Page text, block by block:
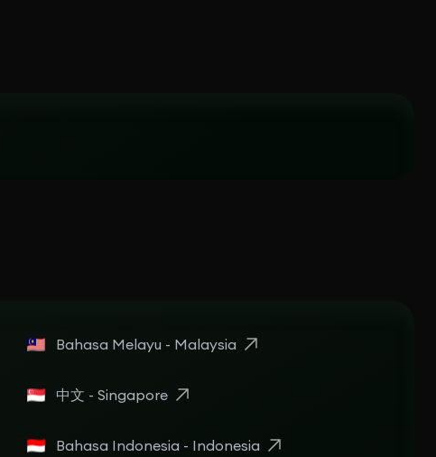
Bahasa Melayu - Malaysia
中文 - Singapore
Bahasa Indonesia - Indonesia